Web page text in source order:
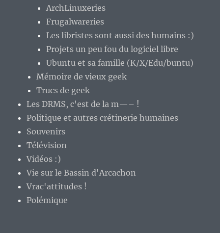
ArchLinuxeries
Frugalwareries
Les libristes sont aussi des humains :)
Projets un peu fou du logiciel libre
Ubuntu et sa famille (K/X/Edu/buntu)
Mémoire de vieux geek
Trucs de geek
Les DRMS, c'est de la m—– !
Politique et autres crétinerie humaines
Souvenirs
Télévision
Vidéos :)
Vie sur le Bassin d'Arcachon
Vrac'attitudes !
Polémique